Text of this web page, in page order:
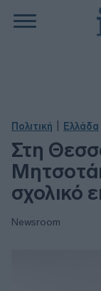
Πολιτική Ελλάδα
Στη
σχολικό
Newsroom